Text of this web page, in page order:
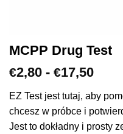
MCPP Drug Test
€2,80 - €17,50
do
EZ Test jest tutaj, aby
chcesz w próbce i
Jest to dokładny i prosty